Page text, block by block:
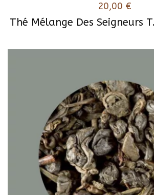
Thé Mélange Des Seigneurs
20,00 €